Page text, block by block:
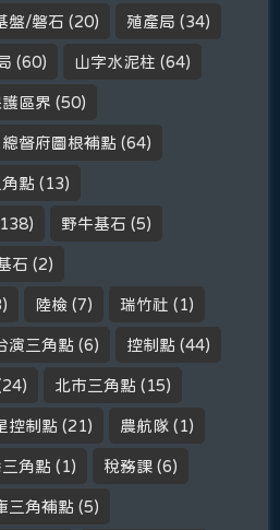
盤/磐石 (20) 殖產局 (34)
(60) 山字水泥柱 (64)
區界 (50)
總督府圖根補點 (64)
點 (13)
野牛基石 (5)
石 (2)
陸檢 (7) 瑞竹社 (1)
演三角點 (6) 控制點 (44)
北市三角點 (15)
控制點 (21) 農航隊 (1)
角點 (1) 稅務課 (6)
三角補點 (5)